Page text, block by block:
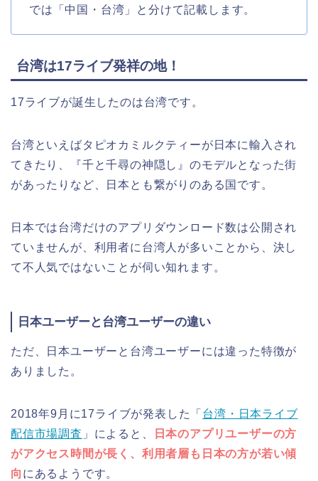
では「中国・台湾」と分けて記載します。
台湾は17ライブ発祥の地！
17ライブが誕生したのは台湾です。
台湾といえばタピオカミルクティーが日本に輸入され
てきたり、『千と千尋の神隠し』のモデルとなった街
があったりなど、日本とも繋がりのある国です。
日本では台湾だけのアプリダウンロード数は公開され
ていませんが、利用者に台湾人が多いことから、決し
て不人気ではないことが伺い知れます。
日本ユーザーと台湾ユーザーの違い
ただ、日本ユーザーと台湾ユーザーには違った特徴が
ありました。
2018年9月に17ライブが発表した「 台湾・日本ライブ
配信市場調査 」によると、
日本のアプリユーザーの方
がアクセス時間が長く、利用者層も日本の方が若い傾
向 にあるようです。